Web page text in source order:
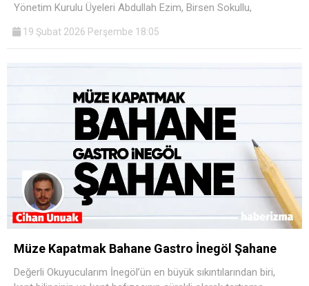
Yönetim Kurulu Üyeleri Abdullah Ezim, Birsen Sokullu,
19 Şubat 2026 Perşembe 18:05
Müze Kapatmak Bahane Gastro İnegöl Şahane
Değerli Okuyucularım İnegöl’ün en büyük sıkıntılarından biri,